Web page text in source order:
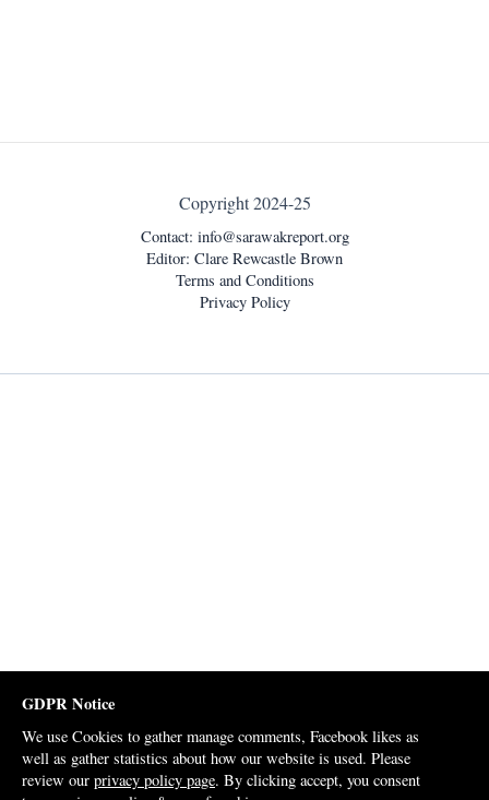
Copyright 2024-25
Contact: info@sarawakreport.org
Editor: Clare Rewcastle Brown
Terms and Conditions
Privacy Policy
GDPR Notice
We use Cookies to gather manage comments, Facebook likes as
well as gather statistics about how our website is used. Please
review our privacy policy page. By clicking accept, you consent